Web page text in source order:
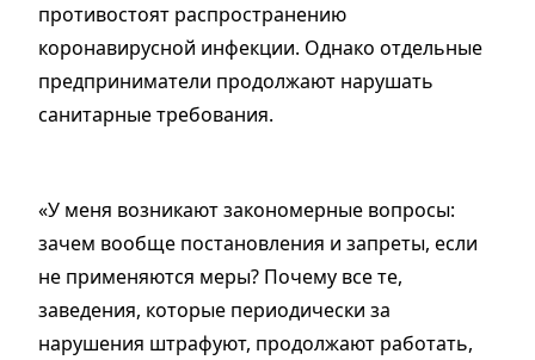
противостоят распространению
коронавирусной инфекции. Однако отдельные
предприниматели продолжают нарушать
санитарные требования.
«У меня возникают закономерные вопросы:
зачем вообще постановления и запреты, если
не применяются меры? Почему все те,
заведения, которые периодически за
нарушения штрафуют, продолжают работать,